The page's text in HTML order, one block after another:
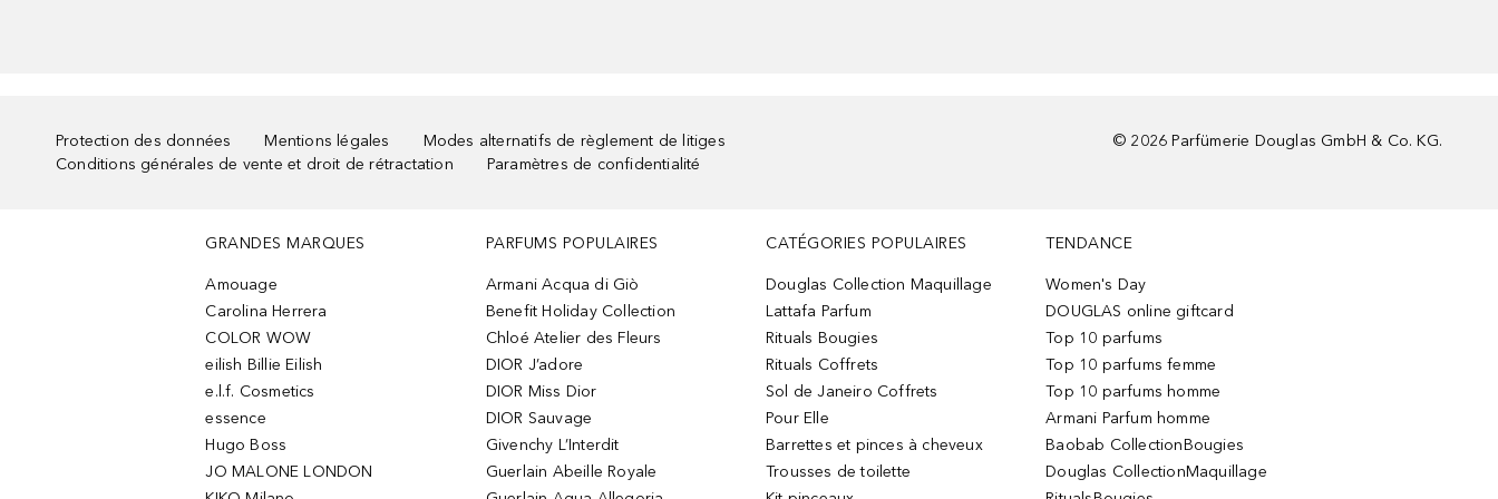
Protection des données Mentions légales
Modes alternatifs de règlement de litiges
Conditions générales de vente et droit de rétractation
Paramètres de confidentialité
© 2026 Parfümerie Douglas GmbH & Co. KG.
GRANDES MARQUES
Amouage
Carolina Herrera
COLOR WOW
eilish Billie Eilish
e.l.f. Cosmetics
essence
Hugo Boss
JO MALONE LONDON
PARFUMS POPULAIRES
Armani Acqua di Giò
Benefit Holiday Collection
Chloé Atelier des Fleurs
DIOR J’adore
DIOR Miss Dior
DIOR Sauvage
Givenchy L’Interdit
Guerlain Abeille Royale
CATÉGORIES POPULAIRES
Douglas Collection Maquillage
Lattafa Parfum
Rituals Bougies
Rituals Coffrets
Sol de Janeiro Coffrets
Pour Elle
Barrettes et pinces à cheveux
Trousses de toilette
TENDANCE
Women's Day
DOUGLAS online giftcard
Top 10 parfums
Top 10 parfums femme
Top 10 parfums homme
Armani Parfum homme
Baobab CollectionBougies
Douglas CollectionMaquillage